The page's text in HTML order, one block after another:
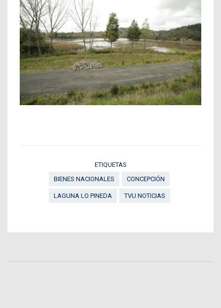
ETIQUETAS
BIENES NACIONALES
CONCEPCIÓN
LAGUNA LO PINEDA TVU NOTICIAS